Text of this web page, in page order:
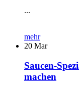
...
mehr
20 Mar
Saucen-
machen